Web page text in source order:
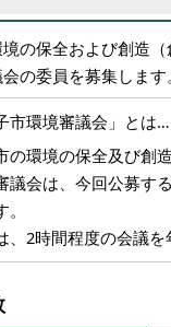
の保全および創造
の委員を募集します。
市環境審議会」とは…
の環境の保全及び創
議会は、今回公募す
、2時間程度の会議を